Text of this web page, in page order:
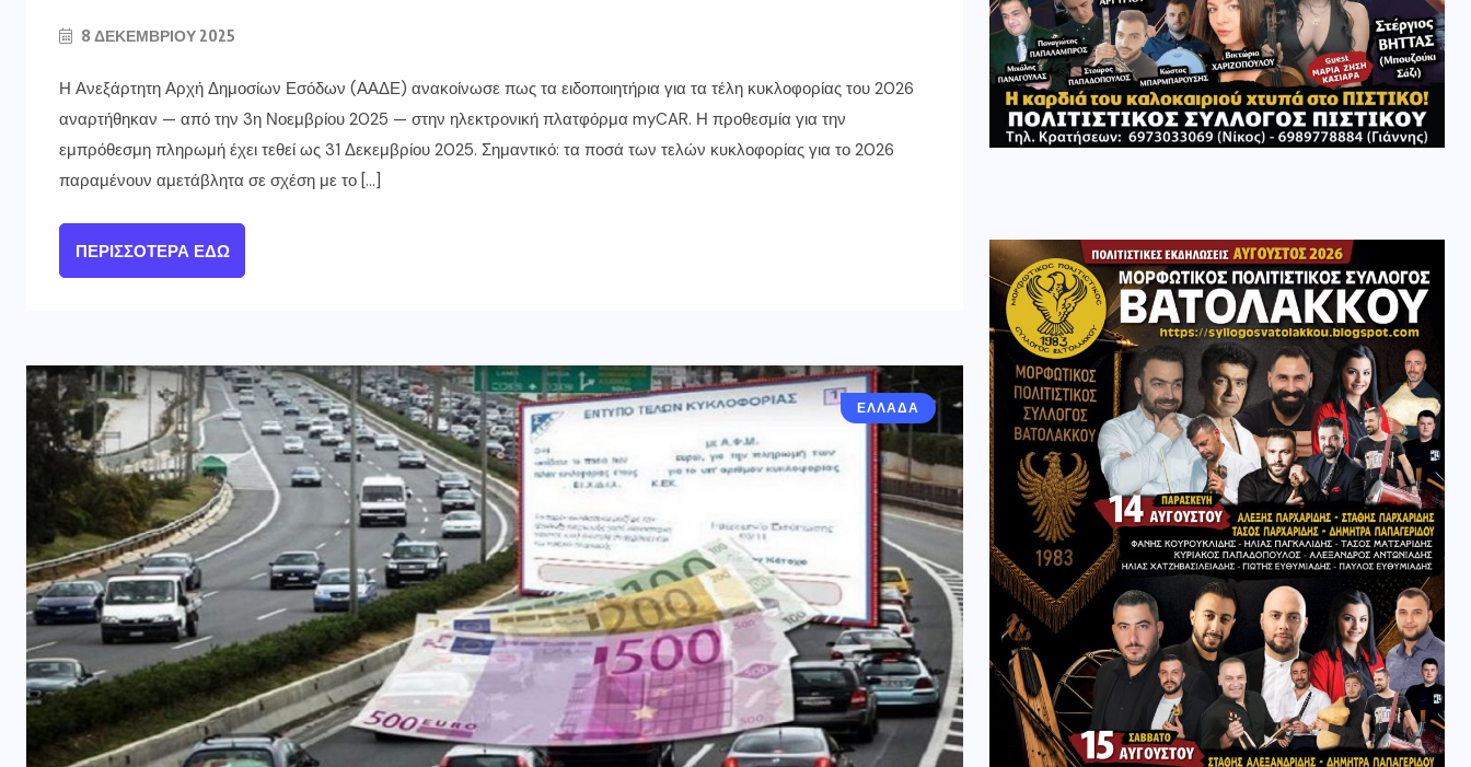
8 ΔΕΚΕΜΒΡΊΟΥ 2025
Η Ανεξάρτητη Αρχή Δημοσίων Εσόδων (ΑΑΔΕ) ανακοίνωσε πως τα ειδοποιητήρια για τα τέλη κυκλοφορίας του 2026
αναρτήθηκαν — από την 3η Νοεμβρίου 2025 — στην ηλεκτρονική πλατφόρμα myCAR. Η προθεσμία για την
εμπρόθεσμη πληρωμή έχει τεθεί ως 31 Δεκεμβρίου 2025. Σημαντικό: τα ποσά των τελών κυκλοφορίας για το 2026
παραμένουν αμετάβλητα σε σχέση με το […]
ΠΕΡΙΣΣΌΤΕΡΑ ΕΔΏ
ΕΛΛΑΔΑ